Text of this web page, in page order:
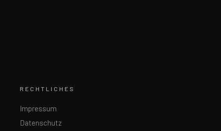
RECHTLICHES
Impressum
Datenschutz